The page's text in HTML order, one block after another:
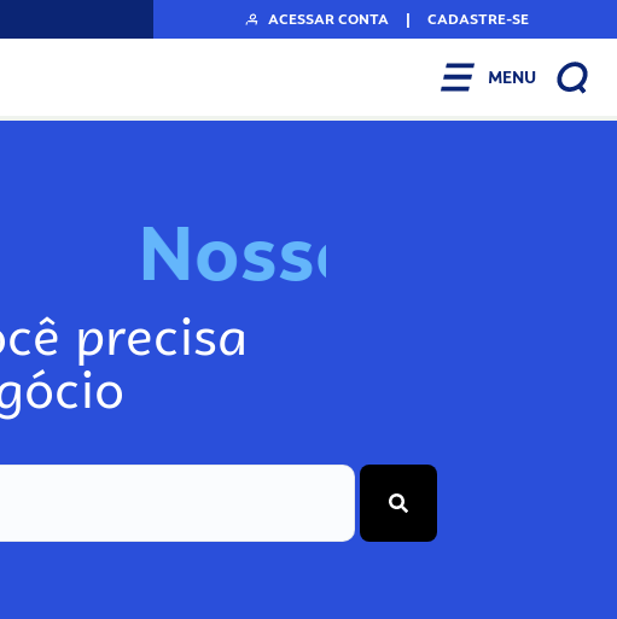
ACESSAR CONTA | CADASTRE-SE
MENU
Nosso
precisa